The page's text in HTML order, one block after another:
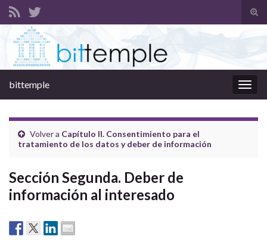
el
de
la
bittemple
Volver a Capítulo II. Consentimiento para el
tratamiento de los datos y deber de información
Sección Segunda. Deber de
información al interesado